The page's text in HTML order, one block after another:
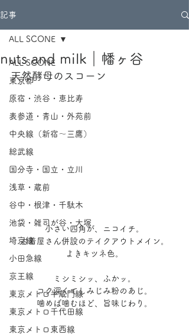
記事
ALL SCONE
東京都
原宿・渋谷・恵比寿
表参道・青山・外苑前
中央線（新宿～三鷹）
総武線
国分寺・国立・立川
浅草・蔵前
谷中・根津・千駄木
池袋・雑司が谷・大塚
埼京線
小田急線
京王線
東京メトロ半蔵門線
東京メトロ千代田線
東京メトロ東西線
ALL SCONE
nuts and milk｜幡ヶ谷
天然酵母のスコーン
小さい四角が、ニコイチ。
古着屋さん併設のテイクアウトメイン。
よきキツネ色。
ミシミシッ、ふかッ。
コク深くてしみじみ粉のあじ。
噛めば噛むほど、旨味じわり。